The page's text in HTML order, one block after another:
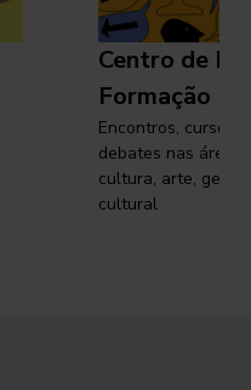
Centro de
Formação
Encontros, cursos,
debates nas áreas
cultura, arte,
cultural